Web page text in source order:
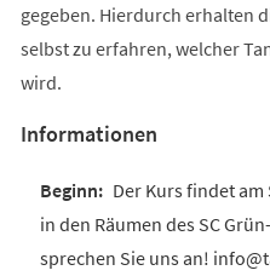
gegeben. Hierdurch erhalten
selbst zu erfahren, welcher
wird.
Informationen
Der Kurs findet
in den Räumen des SC
sprechen Sie uns an!